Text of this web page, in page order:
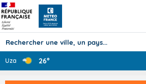
Prévisions
Uza 26°